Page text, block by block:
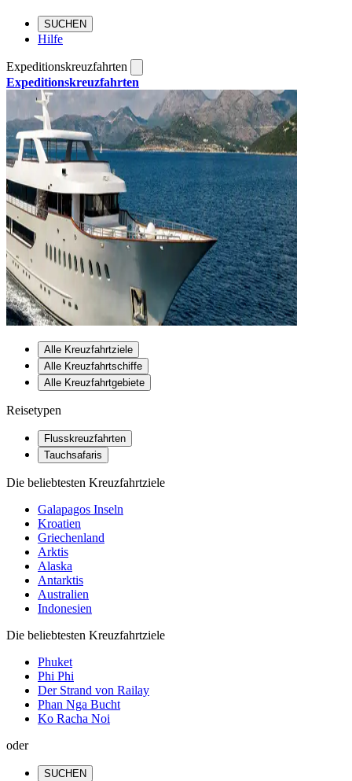
SUCHEN
Hilfe
Expeditionskreuzfahrten
Expeditionskreuzfahrten
Alle Kreuzfahrtziele
Alle Kreuzfahrtschiffe
Alle Kreuzfahrtgebiete
Reisetypen
Flusskreuzfahrten
Tauchsafaris
Die beliebtesten Kreuzfahrtziele
Galapagos Inseln
Kroatien
Griechenland
Arktis
Alaska
Antarktis
Australien
Indonesien
Die beliebtesten Kreuzfahrtziele
Phuket
Phi Phi
Der Strand von Railay
Phan Nga Bucht
Ko Racha Noi
oder
SUCHEN